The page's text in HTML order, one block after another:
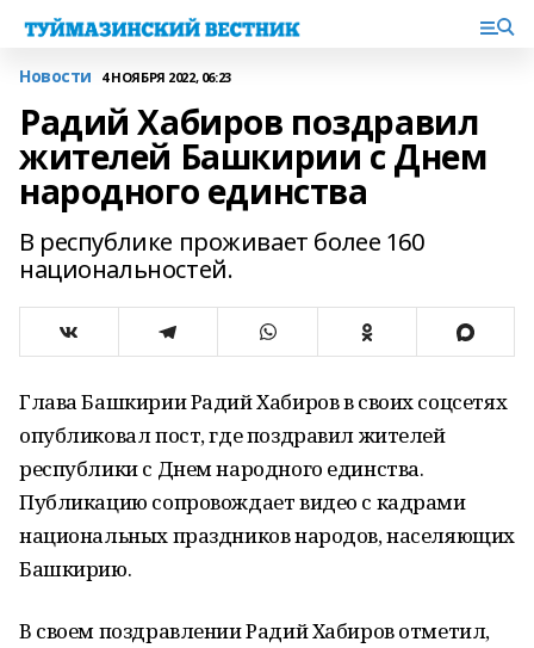
Новости 4 НОЯБРЯ 2022, 06:23
Радий Хабиров поздравил
жителей Башкирии с Днем
народного единства
В республике проживает более 160
национальностей.
Глава Башкирии Радий Хабиров в своих соцсетях
опубликовал пост, где поздравил жителей
республики с Днем народного единства.
Публикацию сопровождает видео с кадрами
национальных праздников народов, населяющих
Башкирию.
В своем поздравлении Радий Хабиров отметил,